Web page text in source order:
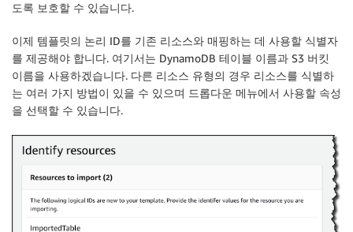
도록 보호할 수 있습니다.
이제 템플릿의 논리 ID를 기존 리소스와 매핑하는 데 사용할 식별자
를 제공해야 합니다. 여기서는 DynamoDB 테이블 이름과 S3 버킷
이름을 사용하겠습니다. 다른 리소스 유형의 경우 리소스를 식별하
는 여러 가지 방법이 있을 수 있으며 드롭다운 메뉴에서 사용할 속성
을 선택할 수 있습니다.